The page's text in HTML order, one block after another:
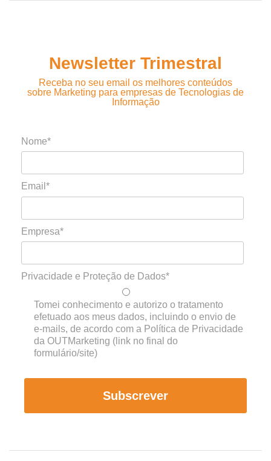
Newsletter Trimestral
Receba no seu email os melhores conteúdos
sobre Marketing para empresas de Tecnologias de
Informação
Nome*
Email*
Empresa*
Privacidade e Proteção de Dados*
Tomei conhecimento e autorizo o tratamento
efetuado aos meus dados, incluindo o envio de
e-mails, de acordo com a Política de Privacidade
da OUTMarketing (link no final do
formulário/site)
Subscrever